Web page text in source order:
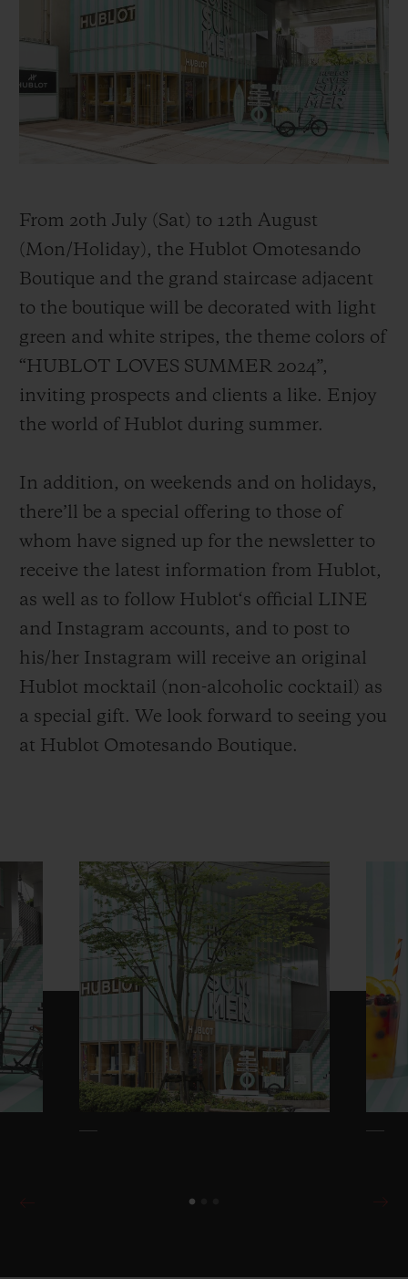
From 20th July (Sat) to 12th August
(Mon/Holiday), the Hublot Omotesando
Boutique and the grand staircase adjacent
to the boutique will be decorated with light
green and white stripes, the theme colors of
“HUBLOT LOVES SUMMER 2024”,
inviting prospects and clients a like. Enjoy
the world of Hublot during summer.
In addition, on weekends and on holidays,
there’ll be a special offering to those of
whom have signed up for the newsletter to
receive the latest information from Hublot,
as well as to follow Hublot‘s official LINE
and Instagram accounts, and to post to
his/her Instagram will receive an original
Hublot mocktail (non-alcoholic cocktail) as
a special gift. We look forward to seeing you
at Hublot Omotesando Boutique.
BIG BANG
SUMMER MULTI-
COLORED CERAMIC
BIG BANG
PEACH CERAMIC
SPIRIT OF BIG
ONLINE
SERVIÇIOS EXCLUSIVOS
GARANTIA 5+5
HUBLOTISTA E GARANTIA ESTENDIDA
ENTREGA PROGRAMADA
ENTREGA E DEVOLUÇÕES DE CORTESIA
EMBALAGEM DE PRESENTES
CONTATO
ENCONTRAR UMA